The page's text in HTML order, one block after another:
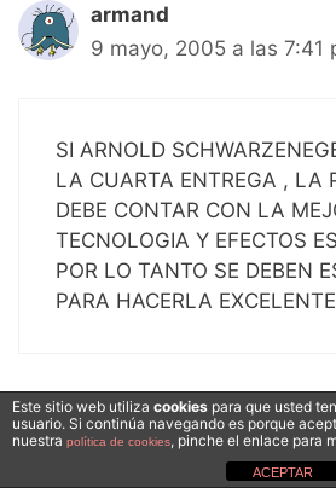
armand
9 mayo, 2005 a las 7:41
SI ARNOLD
LA CUARTA ENTREGA , LA
DEBE CONTAR CON LA
TECNOLOGIA Y EFECTOS
POR LO TANTO SE DEBEN
PARA HACERLA
sofi
11 mayo, 2005 a las 6:12
Este sitio web utiliza cookies para que usted
usuario. Si continúa navegando es porque
nuestra política de cookies, pinche el enlace para
ACEPTAR